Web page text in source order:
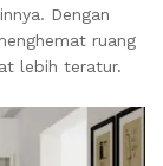
Dengan
ruang
lebih teratur.